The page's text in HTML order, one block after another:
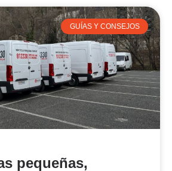
GUÍAS Y CONSEJOS
pequeñas,